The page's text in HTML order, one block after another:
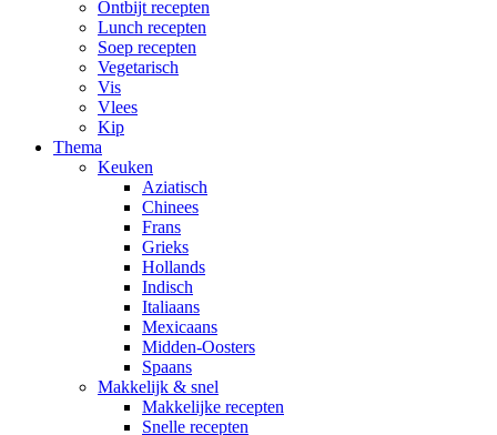
Ontbijt recepten
Lunch recepten
Soep recepten
Vegetarisch
Vis
Vlees
Kip
Thema
Keuken
Aziatisch
Chinees
Frans
Grieks
Hollands
Indisch
Italiaans
Mexicaans
Midden-Oosters
Spaans
Makkelijk & snel
Makkelijke recepten
Snelle recepten